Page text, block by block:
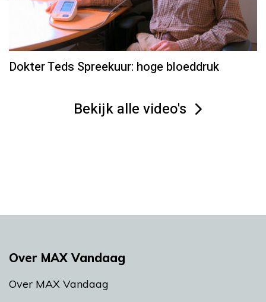
Dokter Teds Spreekuur: hoge bloeddruk
Bekijk alle video's
Over MAX Vandaag
Over MAX Vandaag